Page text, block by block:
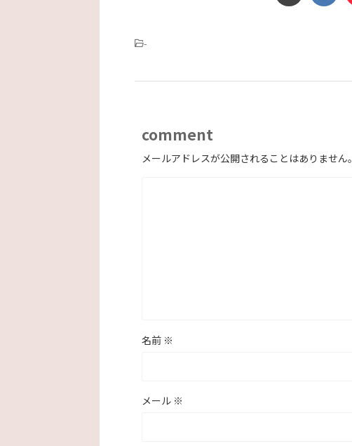
-
comment
メールアドレスが公開されることはありません。
名前 ※
メール ※